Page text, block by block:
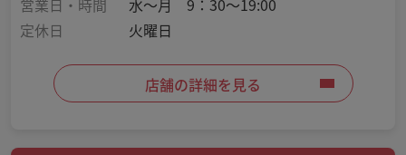
営業日・時間
水～月 9：30～19:00
定休日
火曜日
店舗の詳細を見る